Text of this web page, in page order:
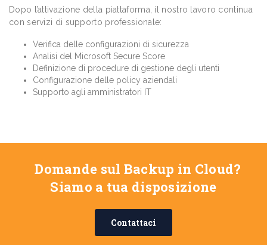
Dopo l’attivazione della piattaforma, il nostro lavoro continua
con servizi di supporto professionale:
Verifica delle configurazioni di sicurezza
Analisi del Microsoft Secure Score
Definizione di procedure di gestione degli utenti
Configurazione delle policy aziendali
Supporto agli amministratori IT
Domande sul Backup in Cloud?
Siamo a tua disposizione
Contattaci